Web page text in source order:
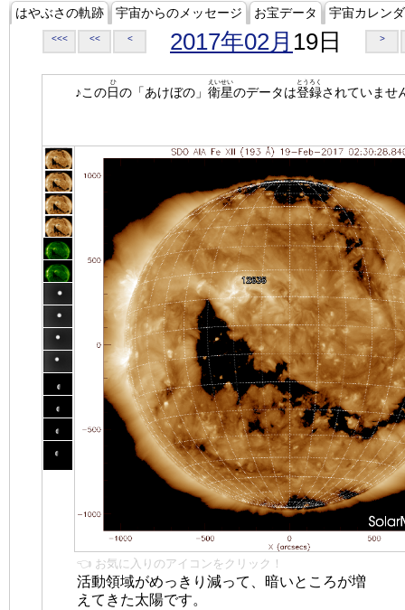
はやぶさの軌跡 宇宙からのメッセージ お宝データ 宇宙カレン
<<< << < 2017年02月 19日 >
♪この日
ひ
の「あけぼの」 衛星
えいせい
のデータは登録
とうろく
されていませ
👈 お気に入りのアイコンをクリック！
活動領域がめっきり減って、暗いところが増
えてきた太陽です。